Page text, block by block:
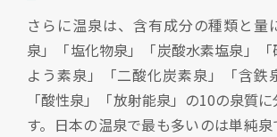
さらに温泉は、含有成分の種類と量
泉」「塩化物泉」「炭酸水素塩泉」
よう素泉」「二酸化炭素泉」「含鉄
「酸性泉」「放射能泉」の10の泉質
す。日本の温泉で最も多いのは単純